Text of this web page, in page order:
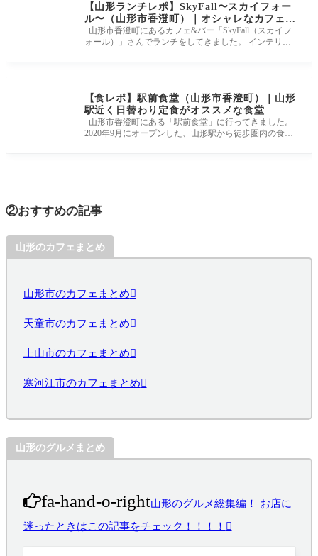
【山形ランチレポ】SkyFall〜スカイフォー
ル〜（山形市香澄町）｜オシャレなカフェ&
バーのランチに行ってきました！
山形市香澄町にあるカフェ&バー「SkyFall（スカイフ
ォール）」さんでランチをしてきました。 インテリア
【食レポ】駅前食堂（山形市香澄町）｜山形
駅近く日替わり定食がオススメな食堂
山形市香澄町にある「駅前食堂」に行ってきました。
2020年9月にオープンした、山形駅から徒歩圏内の食堂
②おすすめの記事
山形のカフェまとめ
山形市のカフェまとめ
天童市のカフェまとめ
上山市のカフェまとめ
寒河江市のカフェまとめ
山形のグルメまとめ
fa-hand-o-right山形のグルメ総集編！ お店に
迷ったときはこの記事をチェック！！！！